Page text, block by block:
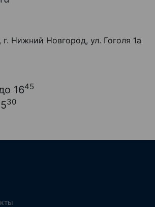
Нижний Новгород, ул. Гоголя 1а
1645
30